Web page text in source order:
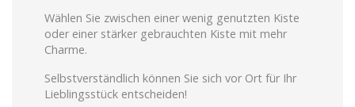
Wählen Sie zwischen einer wenig genutzten Kiste
oder einer stärker gebrauchten Kiste mit mehr
Charme.
Selbstverständlich können Sie sich vor Ort für Ihr
Lieblingsstück entscheiden!